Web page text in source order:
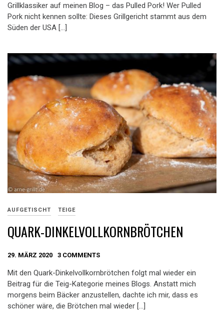
Grillklassiker auf meinen Blog – das Pulled Pork! Wer Pulled
Pork nicht kennen sollte: Dieses Grillgericht stammt aus dem
Süden der USA […]
AUFGETISCHT TEIGE
QUARK-DINKELVOLLKORNBRÖTCHEN
29. MÄRZ 2020 3 COMMENTS
Mit den Quark-Dinkelvollkornbrötchen folgt mal wieder ein
Beitrag für die Teig-Kategorie meines Blogs. Anstatt mich
morgens beim Bäcker anzustellen, dachte ich mir, dass es
schöner wäre, die Brötchen mal wieder […]